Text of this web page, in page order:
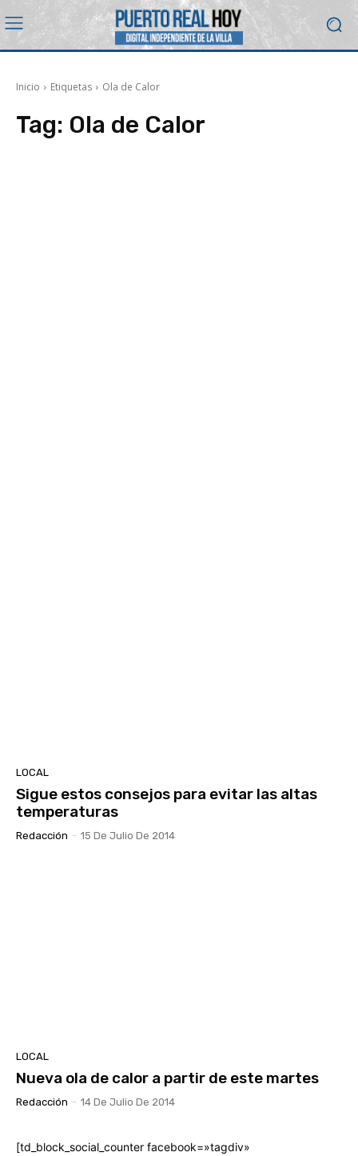
Inicio Etiquetas Ola de Calor
Tag: Ola de Calor
LOCAL
Sigue estos consejos para evitar las altas
temperaturas
Redacción - 15 De Julio De 2014
LOCAL
Nueva ola de calor a partir de este martes
Redacción - 14 De Julio De 2014
[td_block_social_counter facebook=»tagdiv»